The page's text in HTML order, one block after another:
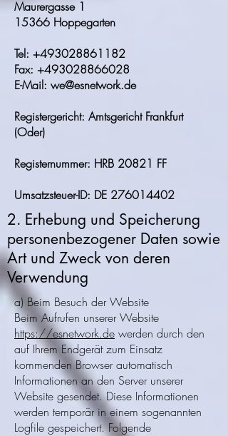
Maurergasse 1
15366 Hoppegarten
Tel: +493028861182
Fax: +493028866028
E-Mail: we@esnetwork.de
Registergericht: Amtsgericht Frankfurt
(Oder)
Registernummer: HRB 20821 FF
Umsatzsteuer-ID: DE 276014402
2. Erhebung und Speicherung
personenbezogener Daten sowie
Art und Zweck von deren
Verwendung
a) Beim Besuch der Website
Beim Aufrufen unserer Website
https://esnetwork.de werden durch den
auf Ihrem Endgerät zum Einsatz
kommenden Browser automatisch
Informationen an den Server unserer
Website gesendet. Diese Informationen
werden temporär in einem sogenannten
Logfile gespeichert. Folgende